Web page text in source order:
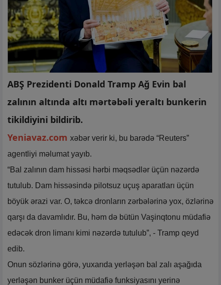
ABŞ Prezidenti Donald Tramp Ağ Evin bal
zalının altında altı mərtəbəli yeraltı bunkerin
tikildiyini bildirib.
Yeniavaz.com xəbər verir ki, bu barədə “Reuters”
agentliyi məlumat yayıb.
“Bal zalının dam hissəsi hərbi məqsədlər üçün nəzərdə
tutulub. Dam hissəsində pilotsuz uçuş aparatları üçün
böyük ərazi var. O, təkcə dronların zərbələrinə yox, özlərinə
qarşı da davamlıdır. Bu, həm də bütün Vaşinqtonu müdafiə
edəcək dron limanı kimi nəzərdə tutulub”, - Tramp qeyd
edib.
Onun sözlərinə görə, yuxarıda yerləşən bal zalı aşağıda
yerləşən bunker üçün müdafiə funksiyasını yerinə